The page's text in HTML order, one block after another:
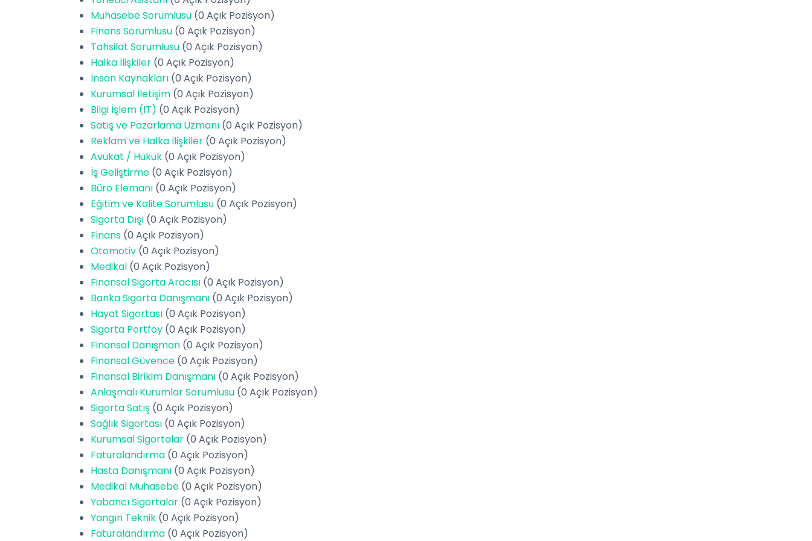
Muhasebe Sorumlusu (0 Açık Pozisyon)
Finans Sorumlusu (0 Açık Pozisyon)
Tahsilat Sorumlusu (0 Açık Pozisyon)
Halka İlişkiler (0 Açık Pozisyon)
İnsan Kaynakları (0 Açık Pozisyon)
Kurumsal İletişim (0 Açık Pozisyon)
Bilgi İşlem (IT) (0 Açık Pozisyon)
Satış ve Pazarlama Uzmanı (0 Açık Pozisyon)
Reklam ve Halka İlişkiler (0 Açık Pozisyon)
Avukat / Hukuk (0 Açık Pozisyon)
İş Geliştirme (0 Açık Pozisyon)
Büro Elemanı (0 Açık Pozisyon)
Eğitim ve Kalite Sorumlusu (0 Açık Pozisyon)
Sigorta Dışı (0 Açık Pozisyon)
Finans (0 Açık Pozisyon)
Otomotiv (0 Açık Pozisyon)
Medikal (0 Açık Pozisyon)
Finansal Sigorta Aracısı (0 Açık Pozisyon)
Banka Sigorta Danışmanı (0 Açık Pozisyon)
Hayat Sigortası (0 Açık Pozisyon)
Sigorta Portföy (0 Açık Pozisyon)
Finansal Danışman (0 Açık Pozisyon)
Finansal Güvence (0 Açık Pozisyon)
Finansal Birikim Danışmanı (0 Açık Pozisyon)
Anlaşmalı Kurumlar Sorumlusu (0 Açık Pozisyon)
Sigorta Satış (0 Açık Pozisyon)
Sağlık Sigortası (0 Açık Pozisyon)
Kurumsal Sigortalar (0 Açık Pozisyon)
Faturalandırma (0 Açık Pozisyon)
Hasta Danışmanı (0 Açık Pozisyon)
Medikal Muhasebe (0 Açık Pozisyon)
Yabancı Sigortalar (0 Açık Pozisyon)
Yangın Teknik (0 Açık Pozisyon)
Faturalandırma (0 Açık Pozisyon)